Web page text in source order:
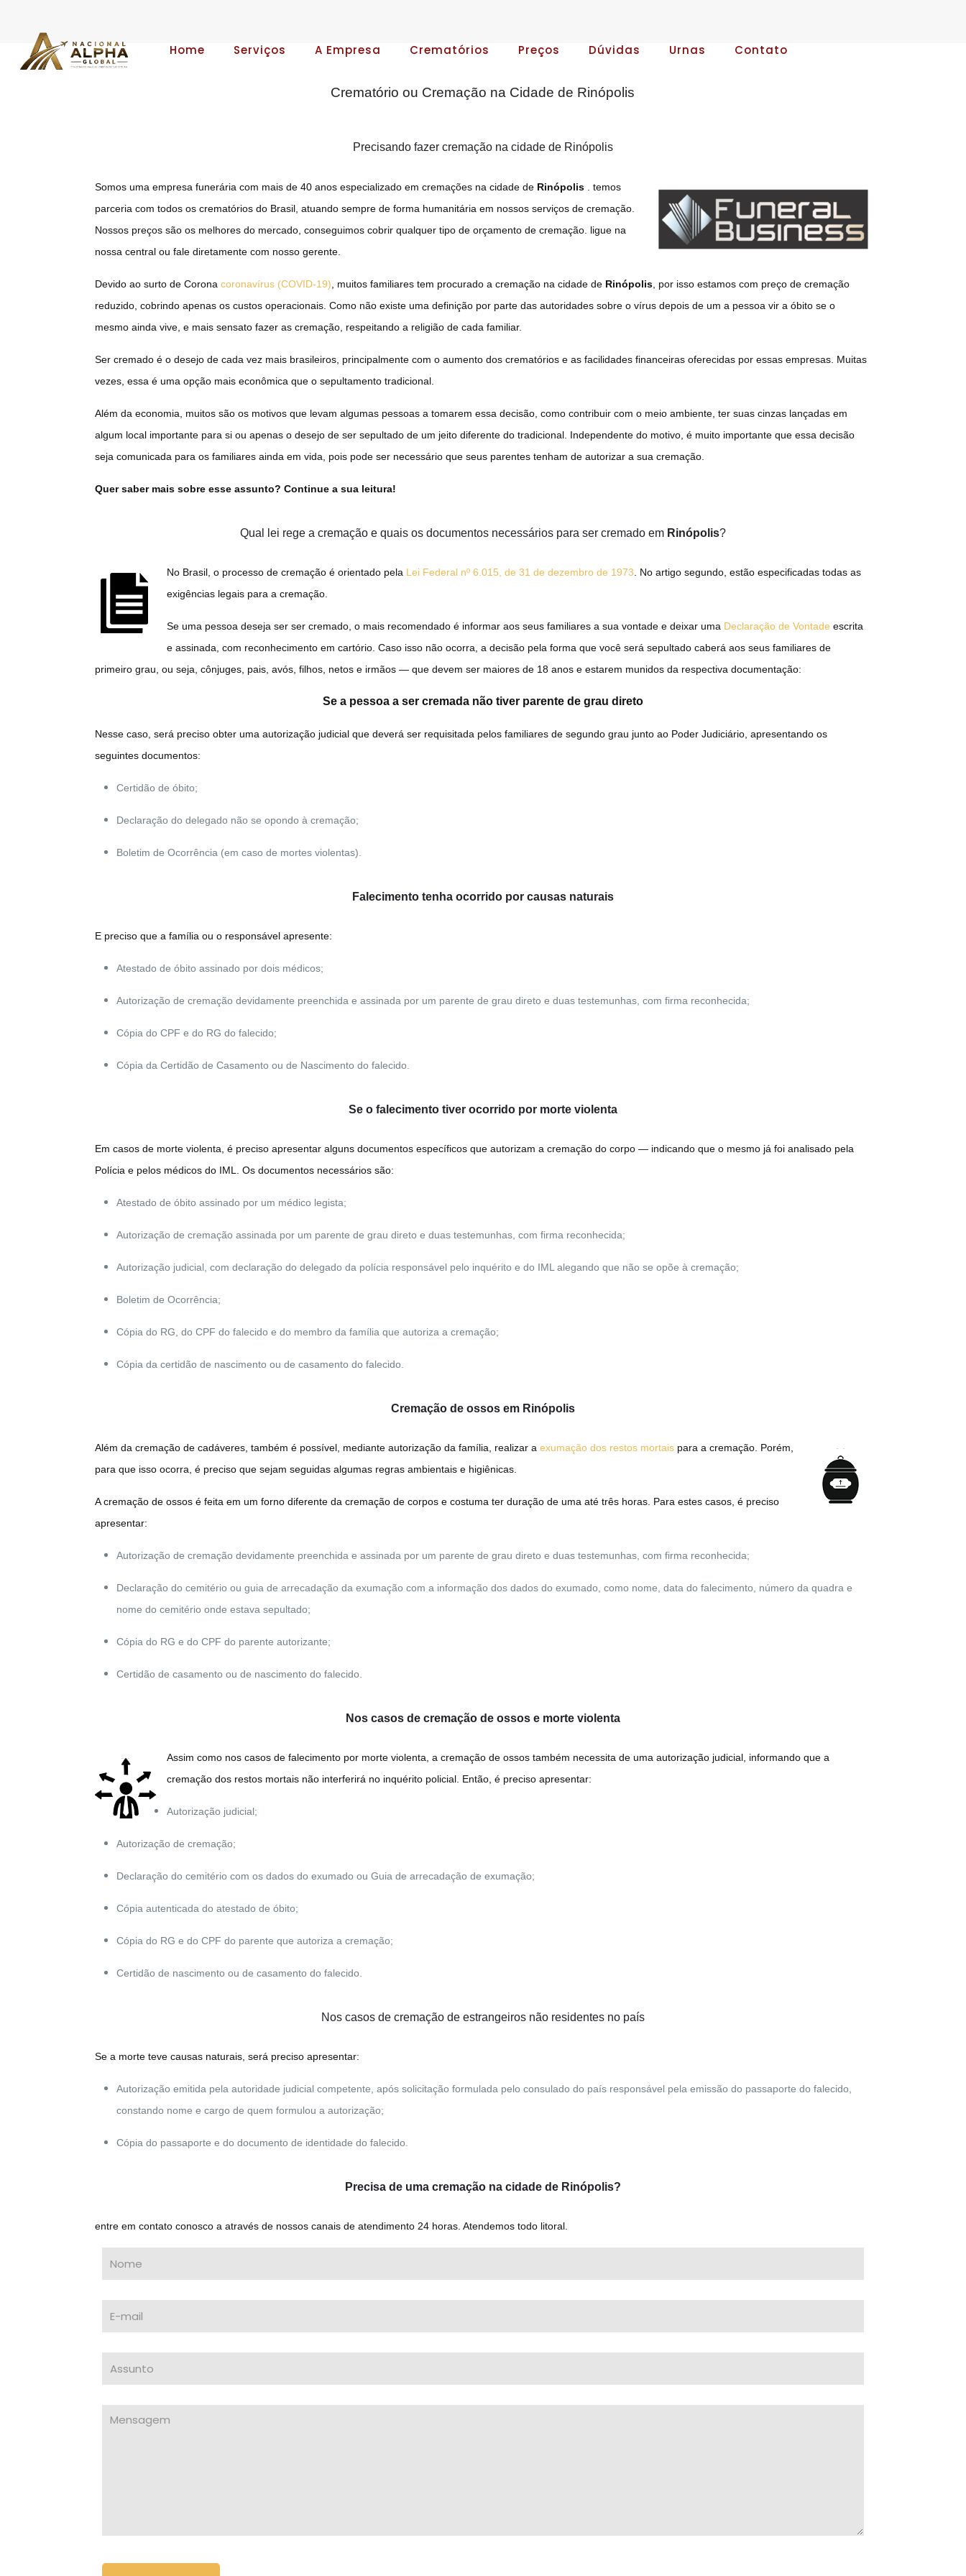
Home Serviços A Empresa Crematórios Preços Dúvidas Urnas Contato
Crematório ou Cremação na Cidade de Rinópolis
Precisando fazer cremação na cidade de Rinópolis
Somos uma empresa funerária com mais de 40 anos especializado em cremações na cidade de Rinópolis . temos
parceria com todos os crematórios do Brasil, atuando sempre de forma humanitária em nossos serviços de cremação.
Nossos preços são os melhores do mercado, conseguimos cobrir qualquer tipo de orçamento de cremação. ligue na
nossa central ou fale diretamente com nosso gerente.
Devido ao surto de Coronacoronavírus (COVID-19) , muitos familiares tem procurado a cremação na cidade de Rinópolis , por isso estamos com preço de cremação
reduzido, cobrindo apenas os custos operacionais. Como não existe uma definição por parte das autoridades sobre o vírus depois de um a pessoa vir a óbito se o
mesmo ainda vive, e mais sensato fazer as cremação, respeitando a religião de cada familiar.
Ser cremado é o desejo de cada vez mais brasileiros, principalmente com o aumento dos crematórios e as facilidades financeiras oferecidas por essas empresas. Muitas
vezes, essa é uma opção mais econômica que o sepultamento tradicional.
Além da economia, muitos são os motivos que levam algumas pessoas a tomarem essa decisão, como contribuir com o meio ambiente, ter suas cinzas lançadas em
algum local importante para si ou apenas o desejo de ser sepultado de um jeito diferente do tradicional. Independente do motivo, é muito importante que essa decisão
seja comunicada para os familiares ainda em vida, pois pode ser necessário que seus parentes tenham de autorizar a sua cremação.
Quer saber mais sobre esse assunto? Continue a sua leitura!
Qual lei rege a cremação e quais os documentos necessários para ser cremado em Rinópolis?
No Brasil, o processo de cremação é orientado pela Lei Federal nº 6.015, de 31 de dezembro de 1973 . No artigo segundo, estão especificadas todas as
exigências legais para a cremação.
Se uma pessoa deseja ser ser cremado, o mais recomendado é informar aos seus familiares a sua vontade e deixar uma Declaração de Vontade escrita
e assinada, com reconhecimento em cartório. Caso isso não ocorra, a decisão pela forma que você será sepultado caberá aos seus familiares de
primeiro grau, ou seja, cônjuges, pais, avós, filhos, netos e irmãos — que devem ser maiores de 18 anos e estarem munidos da respectiva documentação:
Se a pessoa a ser cremada não tiver parente de grau direto
Nesse caso, será preciso obter uma autorização judicial que deverá ser requisitada pelos familiares de segundo grau junto ao Poder Judiciário, apresentando os
seguintes documentos:
Certidão de óbito;
Declaração do delegado não se opondo à cremação;
Boletim de Ocorrência (em caso de mortes violentas).
Falecimento tenha ocorrido por causas naturais
E preciso que a família ou o responsável apresente:
Atestado de óbito assinado por dois médicos;
Autorização de cremação devidamente preenchida e assinada por um parente de grau direto e duas testemunhas, com firma reconhecida;
Cópia do CPF e do RG do falecido;
Cópia da Certidão de Casamento ou de Nascimento do falecido.
Se o falecimento tiver ocorrido por morte violenta
Em casos de morte violenta, é preciso apresentar alguns documentos específicos que autorizam a cremação do corpo — indicando que o mesmo já foi analisado pela
Polícia e pelos médicos do IML. Os documentos necessários são:
Atestado de óbito assinado por um médico legista;
Autorização de cremação assinada por um parente de grau direto e duas testemunhas, com firma reconhecida;
Autorização judicial, com declaração do delegado da polícia responsável pelo inquérito e do IML alegando que não se opõe à cremação;
Boletim de Ocorrência;
Cópia do RG, do CPF do falecido e do membro da família que autoriza a cremação;
Cópia da certidão de nascimento ou de casamento do falecido.
Cremação de ossos em Rinópolis
Além da cremação de cadáveres, também é possível, mediante autorização da família, realizar aexumação dos restos mortais para a cremação. Porém,
para que isso ocorra, é preciso que sejam seguidas algumas regras ambientais e higiênicas.
A cremação de ossos é feita em um forno diferente da cremação de corpos e costuma ter duração de uma até três horas. Para estes casos, é preciso
apresentar:
Autorização de cremação devidamente preenchida e assinada por um parente de grau direto e duas testemunhas, com firma reconhecida;
Declaração do cemitério ou guia de arrecadação da exumação com a informação dos dados do exumado, como nome, data do falecimento, número da quadra e
nome do cemitério onde estava sepultado;
Cópia do RG e do CPF do parente autorizante;
Certidão de casamento ou de nascimento do falecido.
Nos casos de cremação de ossos e morte violenta
Assim como nos casos de falecimento por morte violenta, a cremação de ossos também necessita de uma autorização judicial, informando que a
cremação dos restos mortais não interferirá no inquérito policial. Então, é preciso apresentar:
Autorização judicial;
Autorização de cremação;
Declaração do cemitério com os dados do exumado ou Guia de arrecadação de exumação;
Cópia autenticada do atestado de óbito;
Cópia do RG e do CPF do parente que autoriza a cremação;
Certidão de nascimento ou de casamento do falecido.
Nos casos de cremação de estrangeiros não residentes no país
Se a morte teve causas naturais, será preciso apresentar:
Autorização emitida pela autoridade judicial competente, após solicitação formulada pelo consulado do país responsável pela emissão do passaporte do falecido,
constando nome e cargo de quem formulou a autorização;
Cópia do passaporte e do documento de identidade do falecido.
Precisa de uma cremação na cidade de Rinópolis?
entre em contato conosco a através de nossos canais de atendimento 24 horas. Atendemos todo litoral.